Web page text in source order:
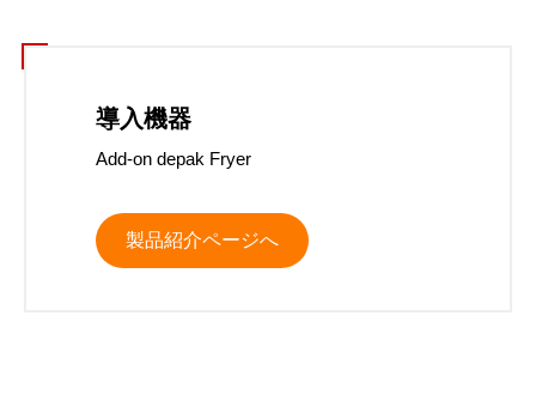
導入機器
Add-on depak Fryer
製品紹介ページへ